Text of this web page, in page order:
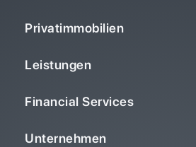
Privatimmobilien
Leistungen
Financial Services
Unternehmen